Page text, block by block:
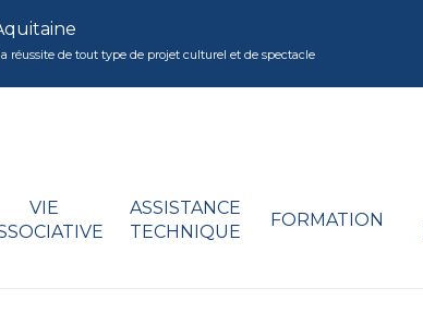
réussite de tout type de projet culturel et de spectacle
VIE
ASSISTANCE
TECHNIQUE
FORMATION